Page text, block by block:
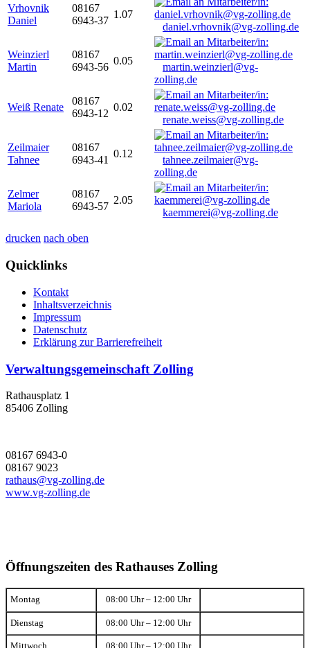
Vrhovnik
Daniel
08167
6943-37
1.07
daniel.vrhovnik@vg-zolling.de
Weinzierl
Martin
08167
6943-56
0.05
martin.weinzierl@vg-
zolling.de
Weiß Renate
08167
6943-12
0.02
renate.weiss@vg-zolling.de
Zeilmaier
Tahnee
08167
6943-41
0.12
tahnee.zeilmaier@vg-
zolling.de
Zelmer
Mariola
08167
6943-57
2.05
kaemmerei@vg-zolling.de
drucken nach oben
Quicklinks
Kontakt
Inhaltsverzeichnis
Impressum
Datenschutz
Erklärung zur Barrierefreiheit
Verwaltungsgemeinschaft Zolling
Rathausplatz 1
85406 Zolling
08167 6943-0
08167 9023
rathaus@vg-zolling.de
www.vg-zolling.de
Öffnungszeiten des Rathauses Zolling
Montag 08:00 Uhr – 12:00 Uhr
Dienstag 08:00 Uhr – 12:00 Uhr
Mittwoch 08:00 Uhr – 12:00 Uhr